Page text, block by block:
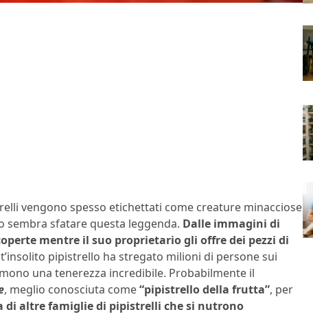
vengono spesso etichettati come creature minacciose
sembra sfatare questa leggenda. Dalle immagini di
mentre il suo proprietario gli offre dei pezzi di
pipistrello ha stregato milioni di persone sui
una tenerezza incredibile. Probabilmente il
, meglio conosciuta come“pipistrello della frutta”, per
di altre famiglie di pipistrelli che si nutrono